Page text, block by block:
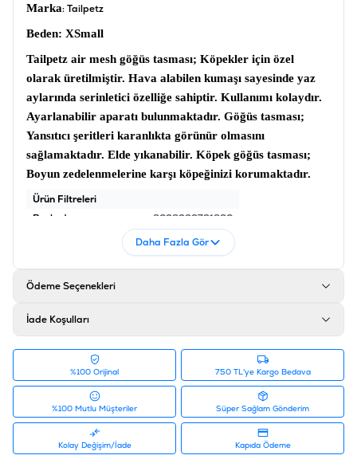
Marka: Tailpetz
Beden: XSmall
Tailpetz air mesh göğüs tasması; Köpekler için özel
olarak üretilmiştir. Hava alabilen kumaşı sayesinde yaz
aylarında serinletici özelliğe sahiptir. Kullanımı kolaydır.
Ayarlanabilir aparatı bulunmaktadır. Göğüs tasması;
Yansıtıcı şeritleri karanlıkta görünür olmasını
sağlamaktadır. Elde yıkanabilir. Köpek göğüs tasması;
Boyun zedelenmelerine karşı köpeğinizi korumaktadır.
Ürün Filtreleri
Barkod
8698929731826
Tedarikçi Ürün Kodu
: WEEHAREMXS
Daha Fazla Gör
Ödeme Seçenekleri
İade Koşulları
%100 Orijinal 750 TL'ye Kargo Bedava
%100 Mutlu Müşteriler Süper Sağlam Gönderim
Kolay Değişim/İade Kapıda Ödeme